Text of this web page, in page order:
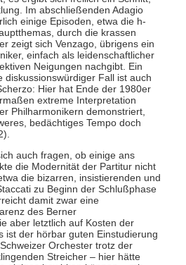
Im abschließenden Adagio
einige Episoden, etwa die h-
durch die krassen
zeigt sich Venzago, übrigens ein
einfach als leidenschaftlicher
Neigungen nachgibt. Ein
diskussionswürdiger Fall ist auch
Hier hat Ende der 1980er
extreme Interpretation
Philharmonikern demonstriert,
bedächtiges Tempo doch
auch fragen, ob einige ans
die Modernität der Partitur nicht
die bizarren, insistierenden und
zu Beginn der Schlußphase
damit zwar eine
des Berner
aber letztlich auf Kosten der
ist der hörbar guten Einstudierung
Orchester trotz der
Streicher – hier hätte